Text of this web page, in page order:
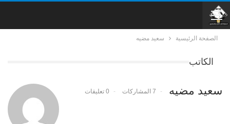
الصفحة الرئيسية سعيد مضيه
الكاتب
سعيد مضيه 7 المشاركات 0 تعليقات